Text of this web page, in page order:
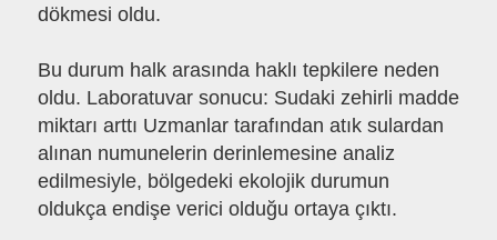
dökmesi oldu.
Bu durum halk arasında haklı tepkilere neden
oldu. Laboratuvar sonucu: Sudaki zehirli madde
miktarı arttı Uzmanlar tarafından atık sulardan
alınan numunelerin derinlemesine analiz
edilmesiyle, bölgedeki ekolojik durumun
oldukça endişe verici olduğu ortaya çıktı.